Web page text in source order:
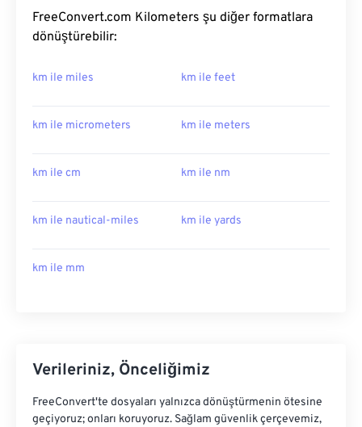
FreeConvert.com Kilometers şu diğer formatlara
dönüştürebilir:
km ile miles km ile feet
km ile micrometers km ile meters
km ile cm km ile nm
km ile nautical-miles km ile yards
km ile mm
Verileriniz, Önceliğimiz
FreeConvert'te dosyaları yalnızca dönüştürmenin ötesine
geçiyoruz; onları koruyoruz. Sağlam güvenlik çerçevemiz,